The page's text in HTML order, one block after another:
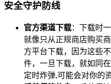
安全守护防线
官方渠道下载：下载时
就像只从正规商店购买
方平台下载，因为这些
件，一旦下载，就如同
定时炸弹,可能会对你的